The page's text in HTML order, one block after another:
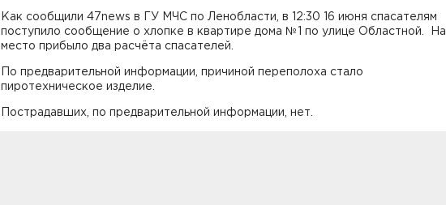
Как сообщили 47news в ГУ МЧС по Ленобласти, в 12:30 16 июня спасателям
поступило сообщение о хлопке в квартире дома №1 по улице Областной. На
место прибыло два расчёта спасателей.
По предварительной информации, причиной переполоха стало
пиротехническое изделие.
Пострадавших, по предварительной информации, нет.